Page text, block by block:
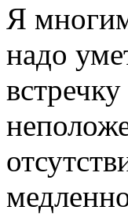
Я
надо